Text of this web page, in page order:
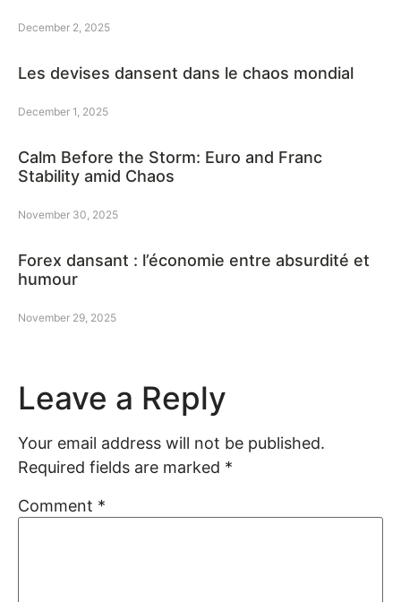
December 2, 2025
Les devises dansent dans le chaos mondial
December 1, 2025
Calm Before the Storm: Euro and Franc
Stability amid Chaos
November 30, 2025
Forex dansant : l’économie entre absurdité et
humour
November 29, 2025
Leave a Reply
Your email address will not be published.
Required fields are marked *
Comment *